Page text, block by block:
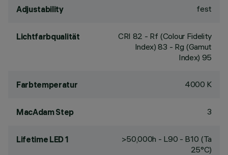
Adjustability fest
Lichtfarbqualität CRI 82 - Rf (Colour Fidelity
Index) 83 - Rg (Gamut
Index) 95
Farbtemperatur 4000 K
MacAdam Step 3
Lifetime LED 1
>50,000h - L90 - B10 (Ta
25°C)